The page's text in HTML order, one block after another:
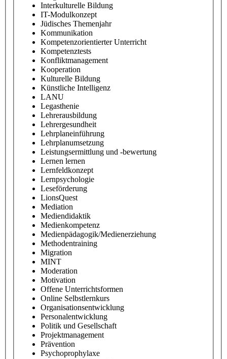
Interkulturelle Bildung
IT-Modulkonzept
Jüdisches Themenjahr
Kommunikation
Kompetenzorientierter Unterricht
Kompetenztests
Konfliktmanagement
Kooperation
Kulturelle Bildung
Künstliche Intelligenz
LANU
Legasthenie
Lehrerausbildung
Lehrergesundheit
Lehrplaneinführung
Lehrplanumsetzung
Leistungsermittlung und -bewertung
Lernen lernen
Lernfeldkonzept
Lernpsychologie
Leseförderung
LionsQuest
Mediation
Mediendidaktik
Medienkompetenz
Medienpädagogik/Medienerziehung
Methodentraining
Migration
MINT
Moderation
Motivation
Offene Unterrichtsformen
Online Selbstlernkurs
Organisationsentwicklung
Personalentwicklung
Politik und Gesellschaft
Projektmanagement
Prävention
Psychoprophylaxe